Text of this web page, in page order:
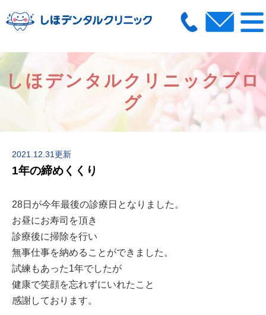
しほデンタルクリニックブロ
グ
2021.12.31更新
1年の締めくくり
28日が今年最後の診療日となりました。
お昼にお寿司を頂き
診療後に掃除を行い
無事仕事を納めることができました。
試練もあった1年でしたが
健康で笑顔を忘れずにいれたこと
感謝しております。